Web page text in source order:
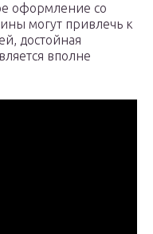
оформление со
могут привлечь к
достойная
вполне